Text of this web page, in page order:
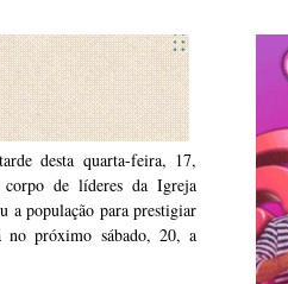
desta quarta-feira, 17,
de líderes da Igreja
a população para prestigiar
no próximo sábado, 20, a